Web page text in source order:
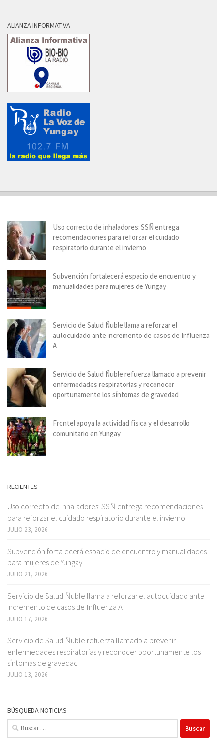
ALIANZA INFORMATIVA
Uso correcto de inhaladores: SSÑ entrega
recomendaciones para reforzar el cuidado
respiratorio durante el invierno
Subvención fortalecerá espacio de encuentro y
manualidades para mujeres de Yungay
Servicio de Salud Ñuble llama a reforzar el
autocuidado ante incremento de casos de Influenza
A
Servicio de Salud Ñuble refuerza llamado a prevenir
enfermedades respiratorias y reconocer
oportunamente los síntomas de gravedad
Frontel apoya la actividad física y el desarrollo
comunitario en Yungay
RECIENTES
Uso correcto de inhaladores: SSÑ entrega recomendaciones
para reforzar el cuidado respiratorio durante el invierno
JULIO 23, 2026
Subvención fortalecerá espacio de encuentro y manualidades
para mujeres de Yungay
JULIO 21, 2026
Servicio de Salud Ñuble llama a reforzar el autocuidado ante
incremento de casos de Influenza A
JULIO 17, 2026
Servicio de Salud Ñuble refuerza llamado a prevenir
enfermedades respiratorias y reconocer oportunamente los
síntomas de gravedad
JULIO 13, 2026
BÚSQUEDA NOTICIAS
Buscar: